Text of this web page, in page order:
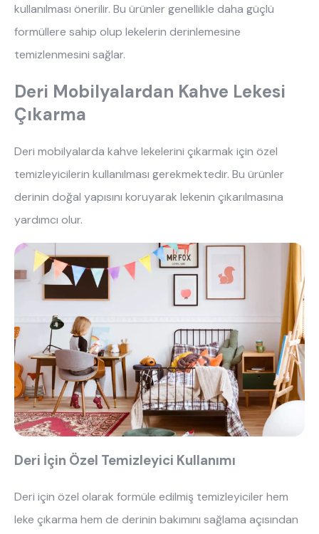
kullanılması önerilir. Bu ürünler genellikle daha güçlü
formüllere sahip olup lekelerin derinlemesine
temizlenmesini sağlar.
Deri Mobilyalardan Kahve Lekesi
Çıkarma
Deri mobilyalarda kahve lekelerini çıkarmak için özel
temizleyicilerin kullanılması gerekmektedir. Bu ürünler
derinin doğal yapısını koruyarak lekenin çıkarılmasına
yardımcı olur.
Deri İçin Özel Temizleyici Kullanımı
Deri için özel olarak formüle edilmiş temizleyiciler hem
leke çıkarma hem de derinin bakımını sağlama açısından